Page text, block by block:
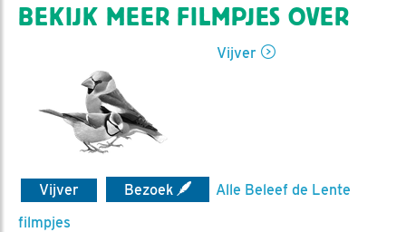
BEKIJK MEER FILMPJES OVER
Vijver
Vijver Bezoek
Alle Beleef de Lente
filmpjes